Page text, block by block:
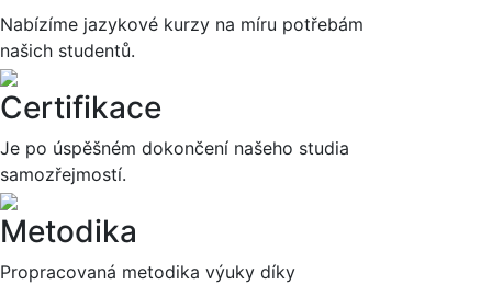
Nabízíme jazykové kurzy na míru potřebám
našich studentů.
Certifikace
Je po úspěšném dokončení našeho studia
samozřejmostí.
Metodika
Propracovaná metodika výuky díky